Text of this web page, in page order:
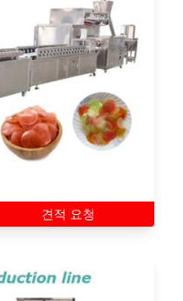
견적 요청